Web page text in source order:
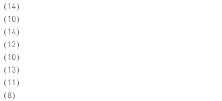
（14）
（10）
（14）
（12）
（10）
（13）
（11）
（8）